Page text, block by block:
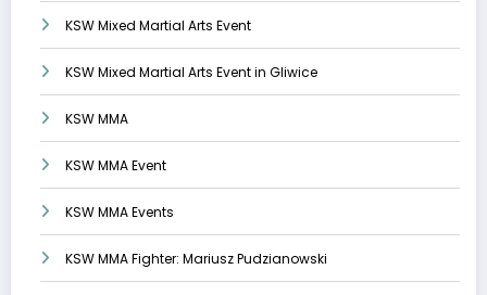
KSW Mixed Martial Arts Event
KSW Mixed Martial Arts Event in Gliwice
KSW MMA
KSW MMA Event
KSW MMA Events
KSW MMA Fighter: Mariusz Pudzianowski